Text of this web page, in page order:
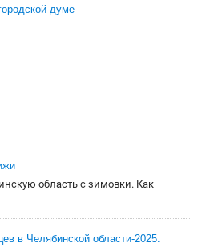
думе
область с зимовки. Как
в Челябинской области-2025: